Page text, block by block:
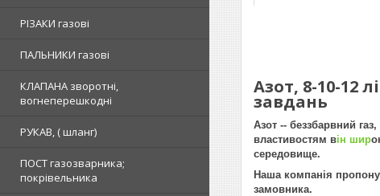
РІЗАКИ газові
ПАЛЬНИКИ газові
КЛАПАНА зворотні,
вогнеперешкодні
РУКАВ, ( шланг)
ПОСТ газозварника;
покрівельника
Азот, 8-10-12
завдань
Азот -- беззбарвний
властивостям він шир
середовище.
Наша компанія
замовника.